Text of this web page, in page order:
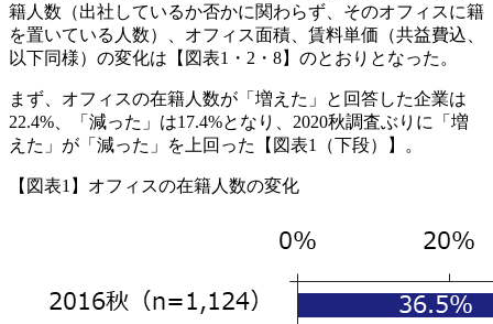
籍人数（出社しているか否かに関わらず、そのオフィスに籍
を置いている人数）、オフィス面積、賃料単価（共益費込、
以下同様）の変化は【図表1・2・8】のとおりとなった。
まず、オフィスの在籍人数が「増えた」と回答した企業は
22.4%、「減った」は17.4%となり、2020秋調査ぶりに「増
えた」が「減った」を上回った【図表1（下段）】。
【図表1】オフィスの在籍人数の変化